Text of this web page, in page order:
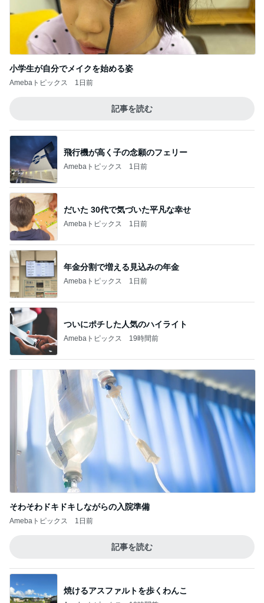
小学生が自分でメイクを始める姿
Amebaトピックス 1日前
記事を読む
飛行機が高く子の念願のフェリー
Amebaトピックス 1日前
だいた 30代で気づいた平凡な幸せ
Amebaトピックス 1日前
年金分割で増える見込みの年金
Amebaトピックス 1日前
ついにポチした人気のハイライト
Amebaトピックス 19時間前
そわそわドキドキしながらの入院準備
Amebaトピックス 1日前
記事を読む
焼けるアスファルトを歩くわんこ